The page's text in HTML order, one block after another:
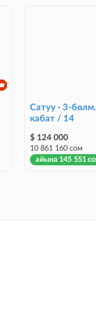
Сатуу · 3-
кабат / 14
$ 124 000
10 861 160 сом
айына 145 551